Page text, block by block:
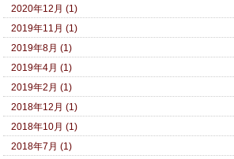
2020年12月 (1)
2019年11月 (1)
2019年8月 (1)
2019年4月 (1)
2019年2月 (1)
2018年12月 (1)
2018年10月 (1)
2018年7月 (1)